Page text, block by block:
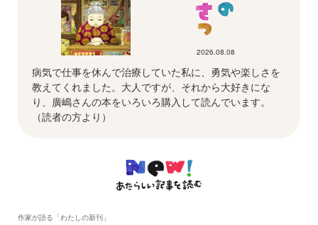
2026.08.08
病気で仕事を休んで治療していた私に、勇気や楽しさを
教えてくれました。大人ですが、それから大好きにな
り、廣嶋さんの本をいろいろ購入して読んでいます。
（読者の方より）
作家が語る「わたしの新刊」